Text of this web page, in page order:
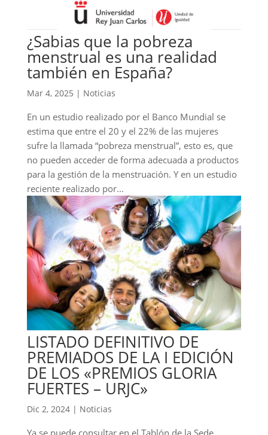
¿Sabias que la pobreza
menstrual es una realidad
también en España?
Mar 4, 2025 | Noticias
En un estudio realizado por el Banco Mundial se
estima que entre el 20 y el 22% de las mujeres
sufre la llamada “pobreza menstrual”, esto es, que
no pueden acceder de forma adecuada a productos
para la gestión de la menstruación. Y en un estudio
reciente realizado por...
LISTADO DEFINITIVO DE
PREMIADOS DE LA I EDICIÓN
DE LOS «PREMIOS GLORIA
FUERTES – URJC»
Dic 2, 2024| Noticias
Ya se puede consultar en el Tablón de la Sede